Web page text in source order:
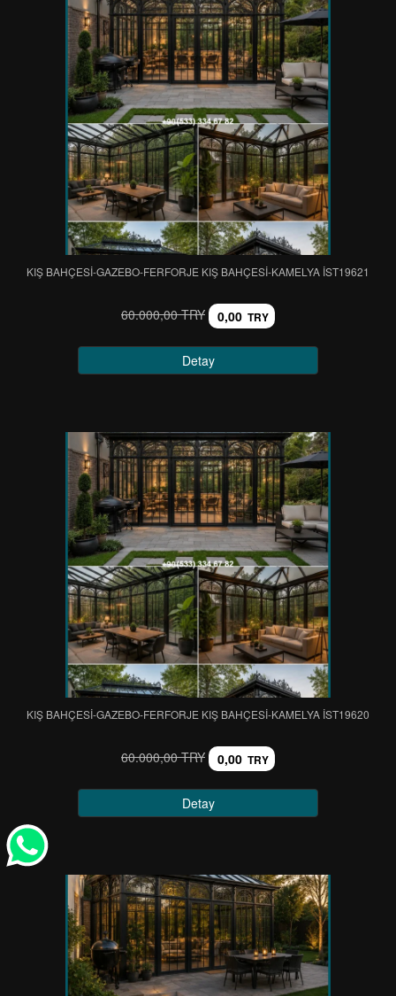
KIŞ BAHÇESİ-GAZEBO-FERFORJE KIŞ BAHÇESİ-KAMELYA IST19621
60.000,00 TRY 0,00 TRY
Detay
KIŞ BAHÇESİ-GAZEBO-FERFORJE KIŞ BAHÇESİ-KAMELYA IST19620
60.000,00 TRY 0,00 TRY
Detay